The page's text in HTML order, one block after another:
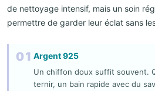
de nettoyage intensif, mais un soin
permettre de garder leur éclat sans
01 Argent 925
Un chiffon doux suffit souvent.
ternir, un bain rapide avec du